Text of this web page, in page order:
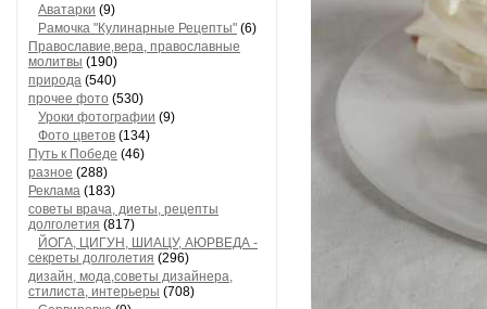
Аватарки (9)
Рамочка "Кулинарные Рецепты" (6)
Православие,вера, православные
молитвы (190)
природа (540)
прочее фото (530)
Уроки фотографии (9)
Фото цветов (134)
Путь к Победе (46)
разное (288)
Реклама (183)
советы врача, диеты, рецепты
долголетия (817)
ЙОГА, ЦИГУН, ШИАЦУ, АЮРВЕДА -
секреты долголетия (296)
дизайн, мода,советы дизайнера,
стилиста, интерьеры (708)